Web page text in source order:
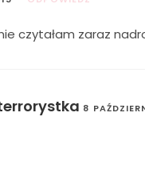
czytałam zaraz
8